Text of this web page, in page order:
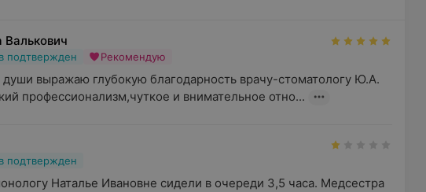
Валькович
подтвержден Рекомендую
души выражаю глубокую благодарность врачу-стоматологу Ю.А.
профессионализм,чуткое и внимательное отно...
подтвержден
Наталье Ивановне сидели в очереди 3,5 часа. Медсестра